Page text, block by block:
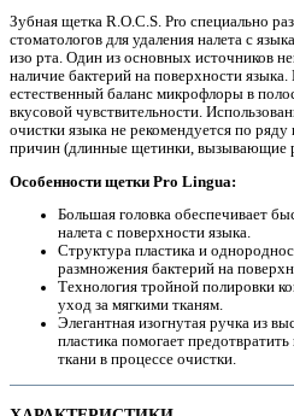
Зубная щетка R.O.C.S. Pro специально
стоматологов для удаления налета с
изо рта. Один из основных источников
наличие бактерий на поверхности
естественный баланс микрофлоры в
вкусовой чувствительности.
очистки языка не рекомендуется по
причин (длинные щетинки, вызывающие
Особенности щетки Pro Lingua:
Большая головка обеспечивает
налета с поверхности языка.
Структура пластика и
размножения бактерий на
Технология тройной полировки
уход за мягкими тканям.
Элегантная изогнутая ручка из
пластика помогает
ткани в процессе очистки.